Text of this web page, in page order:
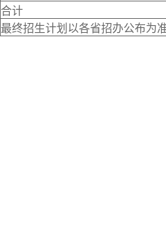
合计
最终招生计划以各省招办公布为